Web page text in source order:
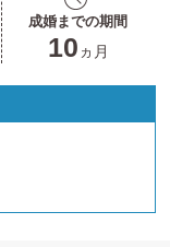
成婚までの期間
10 ヵ月